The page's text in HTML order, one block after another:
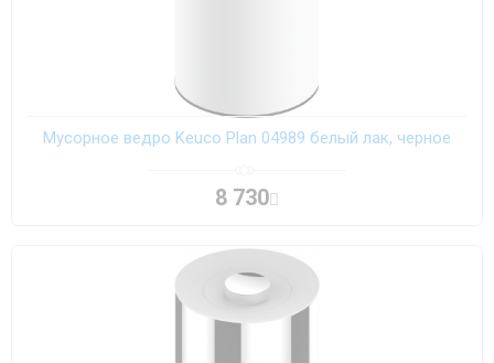
Мусорное ведро Keuco Plan 04989 белый лак, черное
8 730